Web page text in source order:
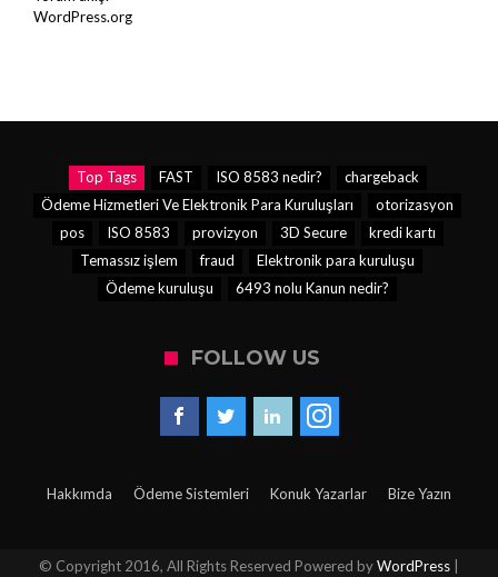
WordPress.org
Top Tags FAST ISO 8583 nedir?
chargeback
Ödeme Hizmetleri Ve Elektronik Para Kuruluşları
otorizasyon
pos
ISO 8583 provizyon 3D Secure
kredi kartı
Temassız işlem
fraud
Elektronik para kuruluşu
Ödeme kuruluşu
6493 nolu Kanun nedir?
FOLLOW US
Hakkımda Ödeme Sistemleri Konuk Yazarlar Bize Yazın
© Copyright 2016, All Rights Reserved Powered byWordPress